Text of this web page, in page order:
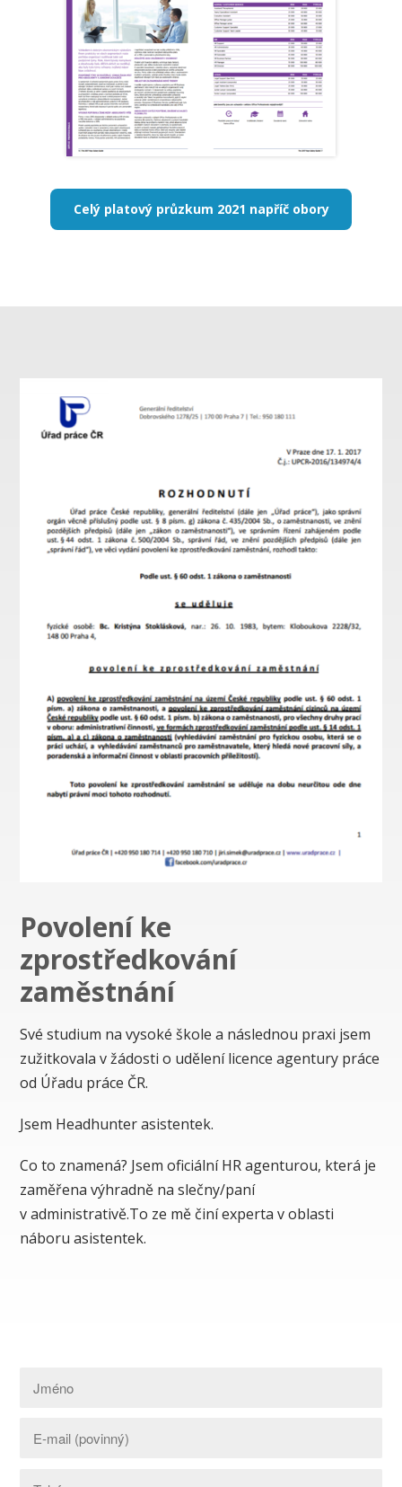
Celý platový průzkum 2021 napříč obory
Povolení ke
zprostředkování
zaměstnání
Své studium na vysoké škole a následnou praxi jsem
zužitkovala v žádosti o udělení licence agentury práce
od Úřadu práce ČR.
Jsem Headhunter asistentek.
Co to znamená? Jsem oficiální HR agenturou, která je
zaměřena výhradně na slečny/paní
v administrativě.To ze mě činí experta v oblasti
náboru asistentek.